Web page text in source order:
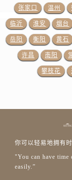
张家口 温州
临沂 淮安 烟台
岳阳 衡阳 黄石
许昌 南阳
攀枝花
你可以轻易地拥有
"You can have time
easily.”